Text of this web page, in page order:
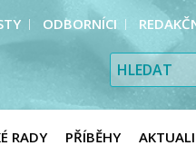
ODBORNÍCI
RADY PŘÍBĚHY